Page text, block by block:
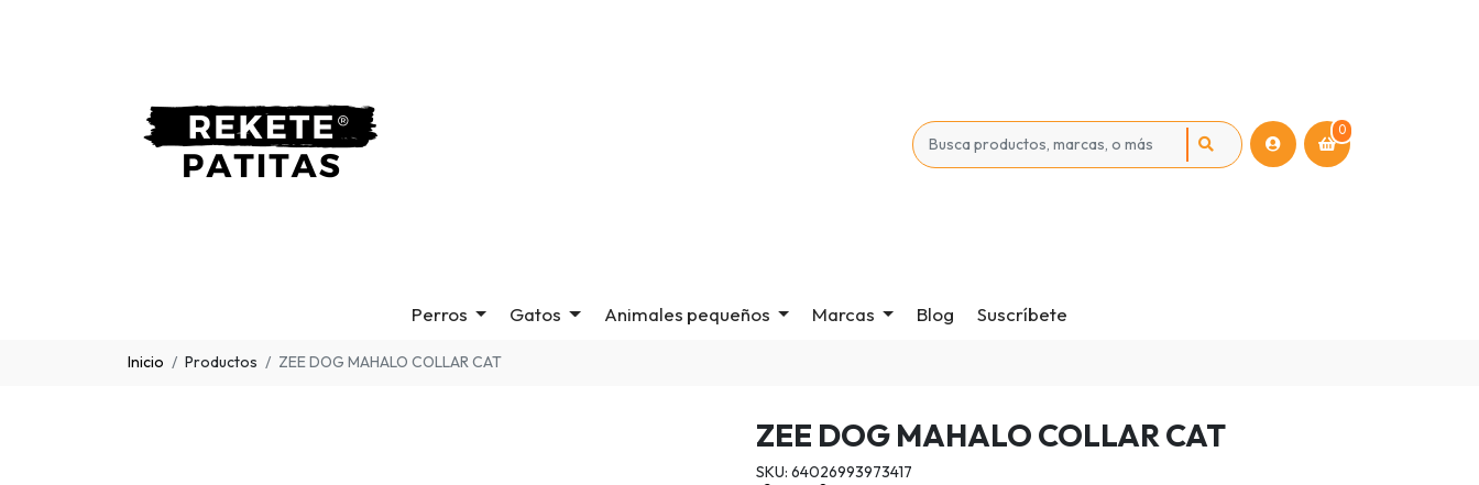
0
Perros Gatos Animales pequeños Marcas Blog Suscríbete
Inicio Productos ZEE DOG MAHALO COLLAR CAT
ZEE DOG MAHALO COLLAR CAT
SKU: 64026993973417